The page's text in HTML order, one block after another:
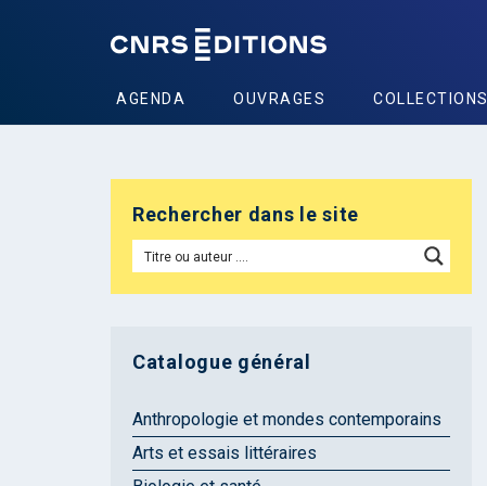
AGENDA OUVRAGES COLLECTIONS
Rechercher dans le site
Catalogue général
Anthropologie et mondes contemporains
Arts et essais littéraires